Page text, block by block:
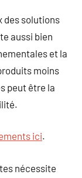
des solutions
aussi bien
et la
moins
peut être la
ici.
nécessite